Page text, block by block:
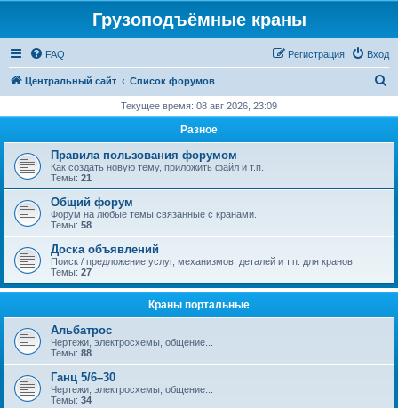
Грузоподъёмные краны
FAQ Вход
Регистрация
Центральный сайт Список форумов
с
Текущее время: 08 авг 2026, 23:09
Разное
Правила пользования форумом
Как создать новую тему, приложить файл и т.п.
Темы: 21
Общий форум
Форум на любые темы связанные с кранами.
Темы: 58
Доска объявлений
Поиск / предложение услуг, механизмов, деталей и т.п. для кранов
Темы: 27
Краны портальные
Альбатрос
Чертежи, электросхемы, общение...
Темы: 88
Ганц 5/6–30
Чертежи, электросхемы, общение...
Темы: 34